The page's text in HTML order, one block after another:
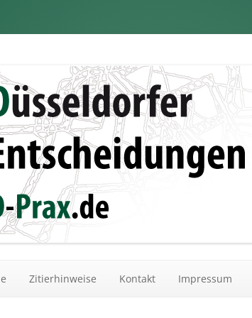
Zitierhinweise Kontakt Impressum